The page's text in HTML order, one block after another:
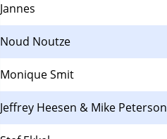
Jannes
Noud Noutze
Monique Smit
Jeffrey Heesen & Mike Peterson